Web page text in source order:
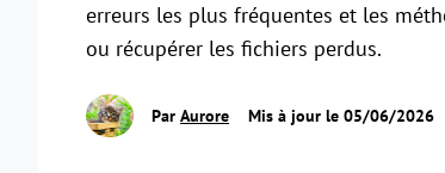
erreurs les plus fréquentes et les
ou récupérer les fichiers perdus.
Par Aurore Mis à jour le 05/06/2026